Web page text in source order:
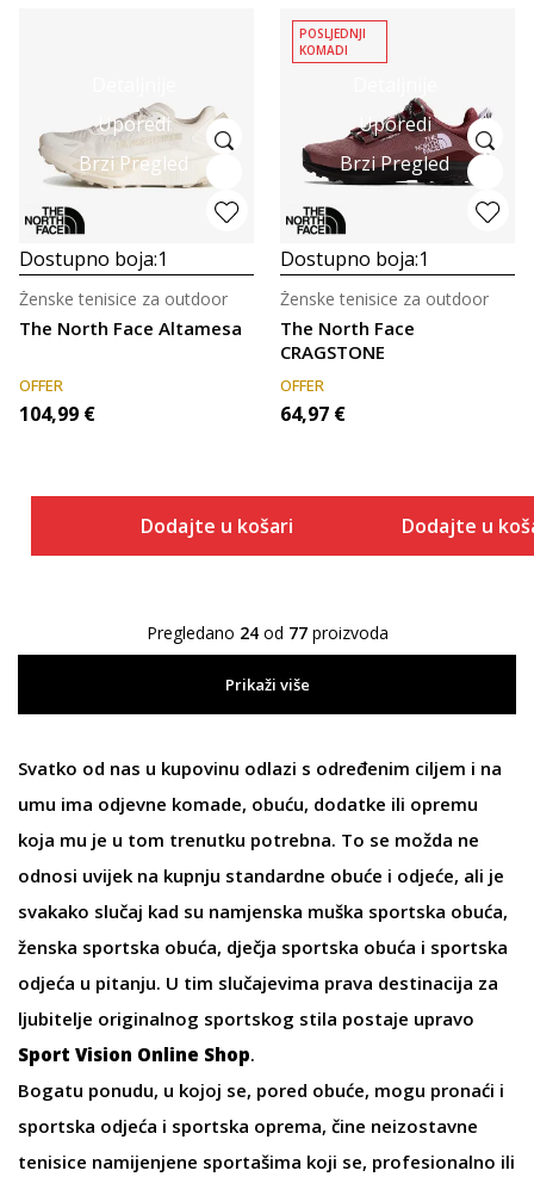
Uporedi
Brzi Pregled
Dostupno boja:1
The North Face Altamesa
Ženske tenisice za outdoor
OFFER
104,99 €
Dodajte u košaricu
Uporedi
Brzi Pregled
POSLJEDNJI
KOMADI
Dostupno boja:1
The North Face
CRAGSTONE
Ženske tenisice za outdoor
OFFER
64,97 €
Dodajte u
Pregledano 24od 77proizvoda
Prikaži više
Svatko od nas u kupovinu odlazi s određenim ciljem i na
umu ima odjevne komade, obuću, dodatke ili opremu
koja mu je u tom trenutku potrebna. To se možda ne
odnosi uvijek na kupnju standardne obuće i odjeće, ali je
svakako slučaj kad su namjenska muška sportska obuća,
ženska sportska obuća, dječja sportska obuća i sportska
odjeća u pitanju. U tim slučajevima prava destinacija za
ljubitelje originalnog sportskog stila postaje upravo
Sport Vision Online Shop.
Bogatu ponudu, u kojoj se, pored obuće, mogu pronaći i
sportska odjeća i sportska oprema, čine neizostavne
tenisice namijenjene sportašima koji se, profesionalno ili